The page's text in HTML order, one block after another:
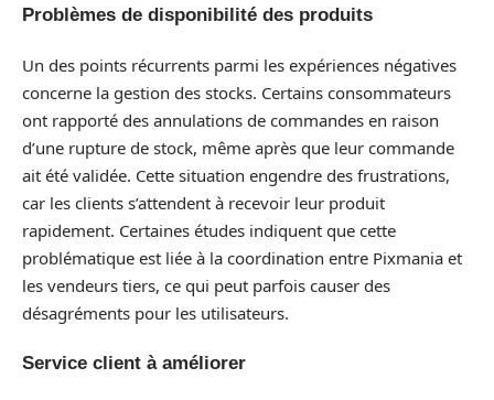
Problèmes de disponibilité des produits
Un des points récurrents parmi les expériences négatives
concerne la gestion des stocks. Certains consommateurs
ont rapporté des annulations de commandes en raison
d’une rupture de stock, même après que leur commande
ait été validée. Cette situation engendre des frustrations,
car les clients s’attendent à recevoir leur produit
rapidement. Certaines études indiquent que cette
problématique est liée à la coordination entre Pixmania et
les vendeurs tiers, ce qui peut parfois causer des
désagréments pour les utilisateurs.
Service client à améliorer